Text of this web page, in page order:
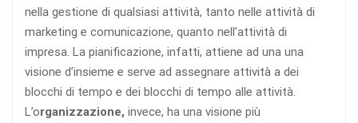
nella gestione di qualsiasi attività, tanto nelle attività di
marketing e comunicazione, quanto nell’attività di
impresa. La pianificazione, infatti, attiene ad una una
visione d’insieme e serve ad assegnare attività a dei
blocchi di tempo e dei blocchi di tempo alle attività.
L’organizzazione, invece, ha una visione più